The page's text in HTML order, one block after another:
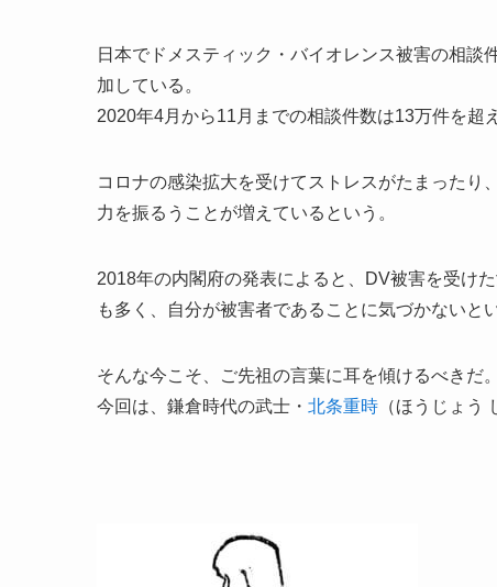
日本でドメスティック・バイオレンス被害の相
加している。
2020年4月から11月までの相談件数は13万件を超
コロナの感染拡大を受けてストレスがたまったり
力を振るうことが増えているという。
2018年の内閣府の発表によると、DV被害を受け
も多く、自分が被害者であることに気づかないと
そんな今こそ、ご先祖の言葉に耳を傾けるべきだ。
今回は、鎌倉時代の武士・ 北条重時 （ほうじょう